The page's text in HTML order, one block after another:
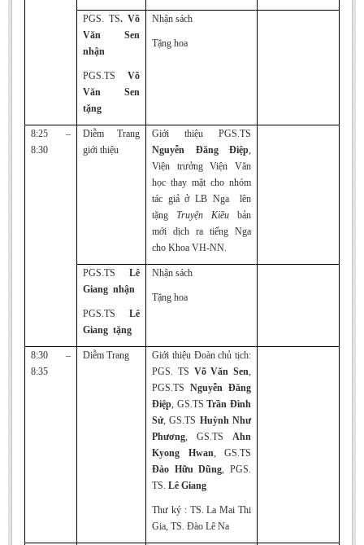
BA, MA, PhD. Theses
Studies on Vietnamese and Korean Literature and Films
Modernization process in Japanese literature and in the literatures of
Studies on Sinology & Nom
Vietnamese and Japanese Literature Viewed from an East Asian
To Build a Standard Orthography in Schools and the Media
80 Years of New Poetry and the Self-Reliant Literary Group
Alumni Association
STUDENT ACTIVITIES
PGS. TS. Võ
Văn Sen
nhận
PGS.TS Võ
Văn Sen
tặng
Nhận sách
Tặng hoa
8:25 –
8:30
Diễm Trang
giới thiệu
Giới thiệu PGS.TS
Nguyễn Đăng Điệp,
Viện trưởng Viện Văn
học thay mặt cho nhóm
tác giả ở LB Nga lên
tặngTruyện Kiềubản
mới dịch ra tiếng Nga
cho Khoa VH-NN.
PGS.TS Lê
Giang nhận
PGS.TS Lê
Giang tặng
Nhận sách
Tặng hoa
8:30 –
8:35
Diễm Trang
Giới thiệu Đoàn chủ tịch:
PGS. TS Võ Văn Sen,
PGS.TS Nguyễn Đăng
Điệp, GS.TSTrần Đình
Sử, GS.TS Huỳnh Như
Phương, GS.TS Ahn
Kyong Hwan, GS.TS
Đào Hữu Dũng, PGS.
TS. Lê Giang
Thư ký : TS. La Mai Thi
Gia, TS. Đào Lê Na